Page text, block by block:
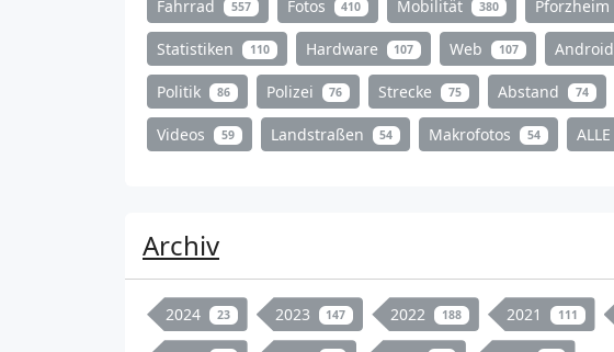
Fahrrad 557 Fotos 410 Mobilität 380 Pforzheim
Statistiken 110 Hardware 107 Web 107 Android
Politik 86 Polizei 76 Strecke 75 Abstand 74
Videos 59 Landstraßen 54 Makrofotos 54 ALLE
Archiv
2024 23 2023 147 2022 188 2021 111